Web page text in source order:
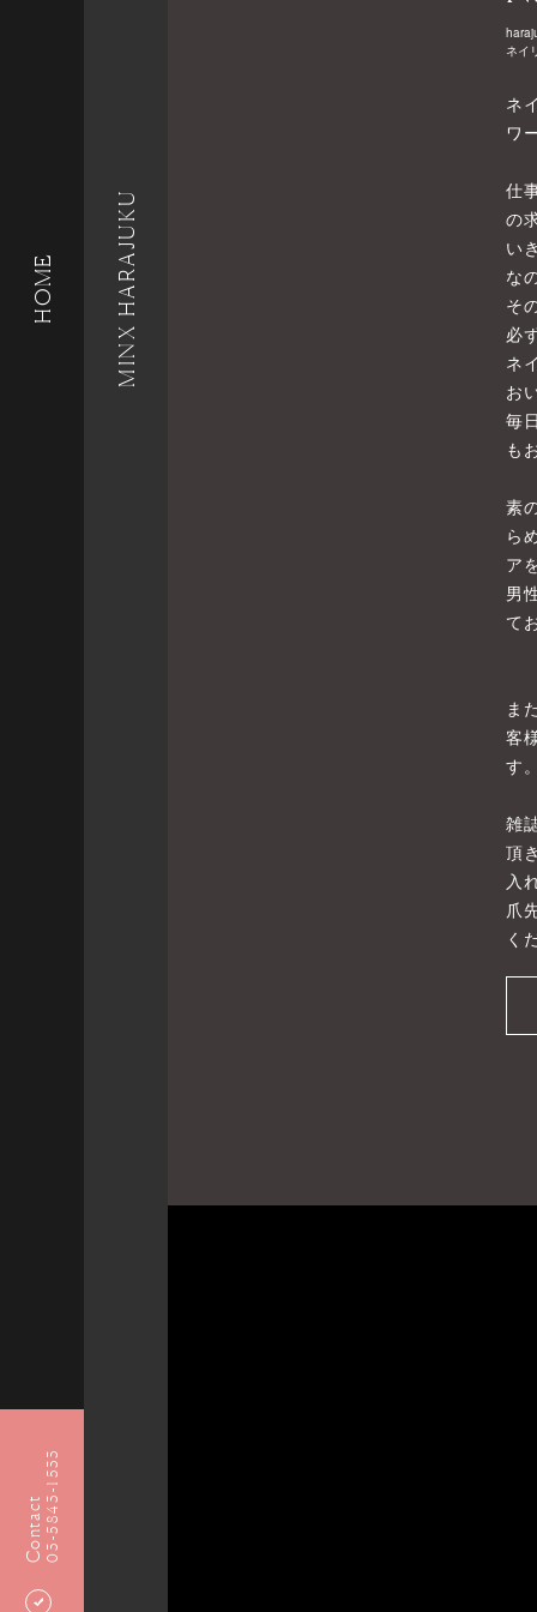
HOME
Contact03-5843-1533
MINX HARAJUKU
ネイ
ネ
ワ
仕
の
い
な
そ
必
ネ
お
毎
も
素
ら
ア
男
て
ま
客
す
雑
頂
入
爪
く